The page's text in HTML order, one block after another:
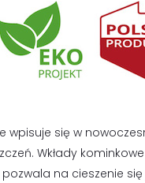
się w
Wkłady
na cieszenie